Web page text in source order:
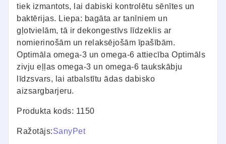
tiek izmantots, lai dabiski kontrolētu sēnītes un
baktērijas. Liepa: bagāta ar tanīniem un
gļotvielām, tā ir dekongestīvs līdzeklis ar
nomierinošām un relaksējošām īpašībām.
Optimāla omega-3 un omega-6 attiecība Optimāls
zivju eļļas omega-3 un omega-6 taukskābju
līdzsvars, lai atbalstītu ādas dabisko
aizsargbarjeru.
Produkta kods: 1150
Ražotājs:SanyPet